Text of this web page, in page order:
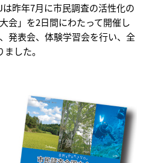
昨年7月に市民調査の活性化の
会」を2日間にわたって開催し
発表会、体験学習会を行い、全
した。